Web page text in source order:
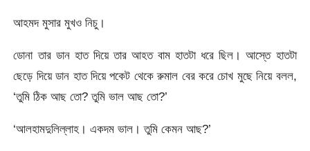
আহমদ মুসার মুখও নিচু।
ডোনা তার ডান হাত দিয়ে তার আহত বাম হাতটা ধরে ছিল। আস্তে হাতটা
ছেড়ে দিয়ে ডান হাত দিয়ে পকেট থেকে রুমাল বের করে চোখ মুছে নিয়ে বলল,
‘তুমি ঠিক আছ তো? তুমি ভাল আছ তো?’
‘আলহামদুলিল্লাহ। একদম ভাল। তুমি কেমন আছ?’